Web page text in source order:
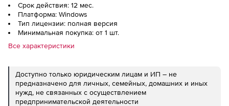
Срок действия: 12 мес.
Платформа: Windows
Тип лицензии: полная версия
Минимальная покупка: от 1 шт.
Все характеристики
Доступно только юридическим лицам и ИП – не
предназначено для личных, семейных, домашних и иных
нужд, не связанных с осуществлением
предпринимательской деятельности